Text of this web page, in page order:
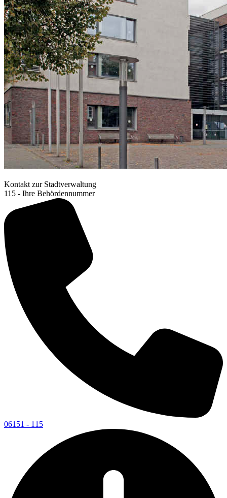
Kontakt zur Stadtverwaltung
115 - Ihre Behördennummer
06151 - 115